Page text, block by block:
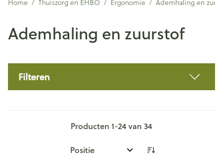
Home / Thuiszorg en EHBO / Ergonomie / Ademhaling en
Ademhaling en zuurstof
Filteren
Producten 1-24van 34